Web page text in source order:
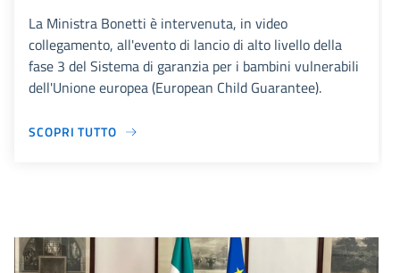
La Ministra Bonetti è intervenuta, in video
collegamento, all'evento di lancio di alto livello della
fase 3 del Sistema di garanzia per i bambini vulnerabili
dell'Unione europea (European Child Guarantee).
SCOPRI TUTTO